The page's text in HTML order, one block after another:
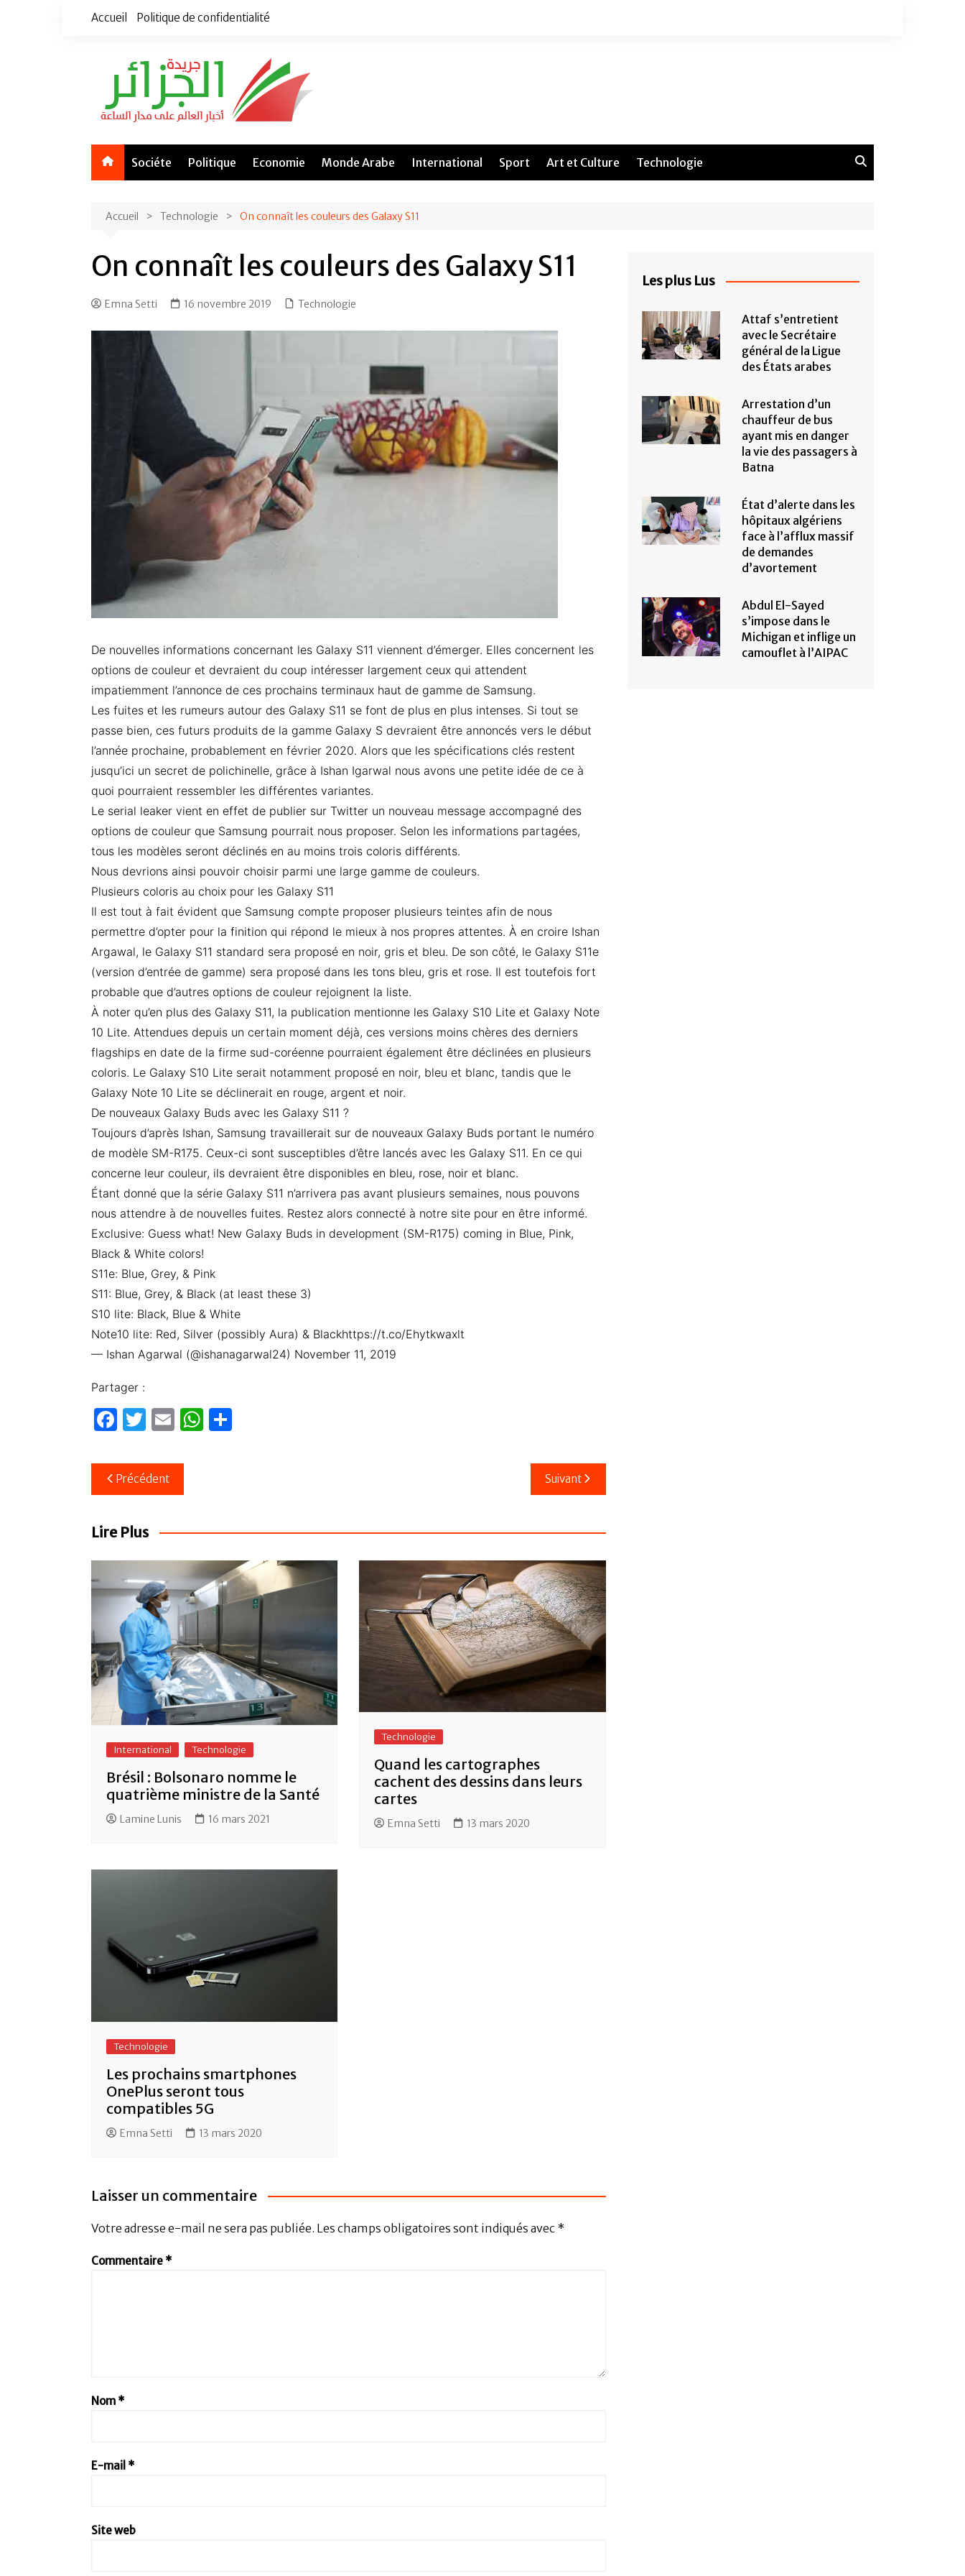
Accueil Politique de confidentialité
Sociéte Politique Economie Monde Arabe International Sport Art et Culture Technologie
Accueil Technologie On connaît les couleurs des Galaxy S11
On connaît les couleurs des Galaxy S11
Emna Setti 16 novembre 2019 Technologie
De nouvelles informations concernant les Galaxy S11 viennent d’émerger. Elles concernent les
options de couleur et devraient du coup intéresser largement ceux qui attendent
impatiemment l’annonce de ces prochains terminaux haut de gamme de Samsung.
Les fuites et les rumeurs autour des Galaxy S11 se font de plus en plus intenses. Si tout se
passe bien, ces futurs produits de la gamme Galaxy S devraient être annoncés vers le début
l’année prochaine, probablement en février 2020. Alors que les spécifications clés restent
jusqu’ici un secret de polichinelle, grâce à Ishan Igarwal nous avons une petite idée de ce à
quoi pourraient ressembler les différentes variantes.
Le serial leaker vient en effet de publier sur Twitter un nouveau message accompagné des
options de couleur que Samsung pourrait nous proposer. Selon les informations partagées,
tous les modèles seront déclinés en au moins trois coloris différents.
Nous devrions ainsi pouvoir choisir parmi une large gamme de couleurs.
Plusieurs coloris au choix pour les Galaxy S11
Il est tout à fait évident que Samsung compte proposer plusieurs teintes afin de nous
permettre d’opter pour la finition qui répond le mieux à nos propres attentes. À en croire Ishan
Argawal, le Galaxy S11 standard sera proposé en noir, gris et bleu. De son côté, le Galaxy S11e
(version d’entrée de gamme) sera proposé dans les tons bleu, gris et rose. Il est toutefois fort
probable que d’autres options de couleur rejoignent la liste.
À noter qu’en plus des Galaxy S11, la publication mentionne les Galaxy S10 Lite et Galaxy Note
10 Lite. Attendues depuis un certain moment déjà, ces versions moins chères des derniers
flagships en date de la firme sud-coréenne pourraient également être déclinées en plusieurs
coloris. Le Galaxy S10 Lite serait notamment proposé en noir, bleu et blanc, tandis que le
Galaxy Note 10 Lite se déclinerait en rouge, argent et noir.
De nouveaux Galaxy Buds avec les Galaxy S11 ?
Toujours d’après Ishan, Samsung travaillerait sur de nouveaux Galaxy Buds portant le numéro
de modèle SM-R175. Ceux-ci sont susceptibles d’être lancés avec les Galaxy S11. En ce qui
concerne leur couleur, ils devraient être disponibles en bleu, rose, noir et blanc.
Étant donné que la série Galaxy S11 n’arrivera pas avant plusieurs semaines, nous pouvons
nous attendre à de nouvelles fuites. Restez alors connecté à notre site pour en être informé.
Exclusive: Guess what! New Galaxy Buds in development (SM-R175) coming in Blue, Pink,
Black & White colors!
S11e: Blue, Grey, & Pink
S11: Blue, Grey, & Black (at least these 3)
S10 lite: Black, Blue & White
Note10 lite: Red, Silver (possibly Aura) & Blackhttps://t.co/Ehytkwaxlt
— Ishan Agarwal (@ishanagarwal24) November 11, 2019
Partager :
F
c
e
o
o
k
T
itt
er
E
ail
W
p
p
Navigation
de
l’article
Précédent Suivant
Lire Plus
International Technologie
Brésil : Bolsonaro nomme le
quatrième ministre de la Santé
Lamine Lunis 16 mars 2021
Technologie
Quand les cartographes
cachent des dessins dans leurs
cartes
Emna Setti 13 mars 2020
Technologie
Les prochains smartphones
OnePlus seront tous
compatibles 5G
Emna Setti 13 mars 2020
Laisser un commentaire
Votre adresse e-mail ne sera pas publiée. Les champs obligatoires sont indiqués avec *
Commentaire *
Nom *
E-mail *
Site web
Les plus Lus
Attaf s’entretient
avec le Secrétaire
général de la Ligue
des États arabes
Arrestation d’un
chauffeur de bus
ayant mis en danger
la vie des passagers à
Batna
État d’alerte dans les
hôpitaux algériens
face à l’afflux massif
de demandes
d’avortement
Abdul El-Sayed
s’impose dans le
Michigan et inflige un
camouflet à l’AIPAC